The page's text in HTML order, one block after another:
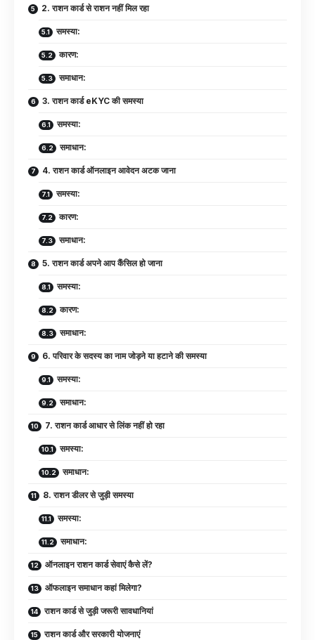
2. राशन कार्ड से राशन नहीं मिल रहा
समस्या:
कारण:
समाधान:
3. राशन कार्ड eKYC की समस्या
समस्या:
समाधान:
4. राशन कार्ड ऑनलाइन आवेदन अटक जाना
समस्या:
कारण:
समाधान:
5. राशन कार्ड अपने आप कैंसिल हो जाना
समस्या:
कारण:
समाधान:
6. परिवार के सदस्य का नाम जोड़ने या हटाने की समस्या
समस्या:
समाधान:
7. राशन कार्ड आधार से लिंक नहीं हो रहा
समस्या:
समाधान:
8. राशन डीलर से जुड़ी समस्या
समस्या:
समाधान:
ऑनलाइन राशन कार्ड सेवाएं कैसे लें?
ऑफलाइन समाधान कहां मिलेगा?
राशन कार्ड से जुड़ी जरूरी सावधानियां
राशन कार्ड और सरकारी योजनाएं